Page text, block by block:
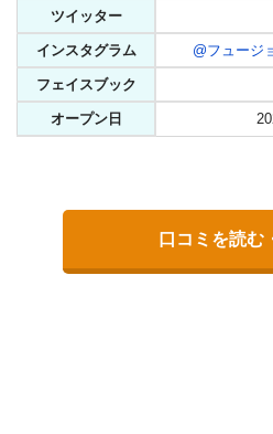
ツイッター
インスタグラム @フュージ
フェイスブック
オープン日
口コミを読む